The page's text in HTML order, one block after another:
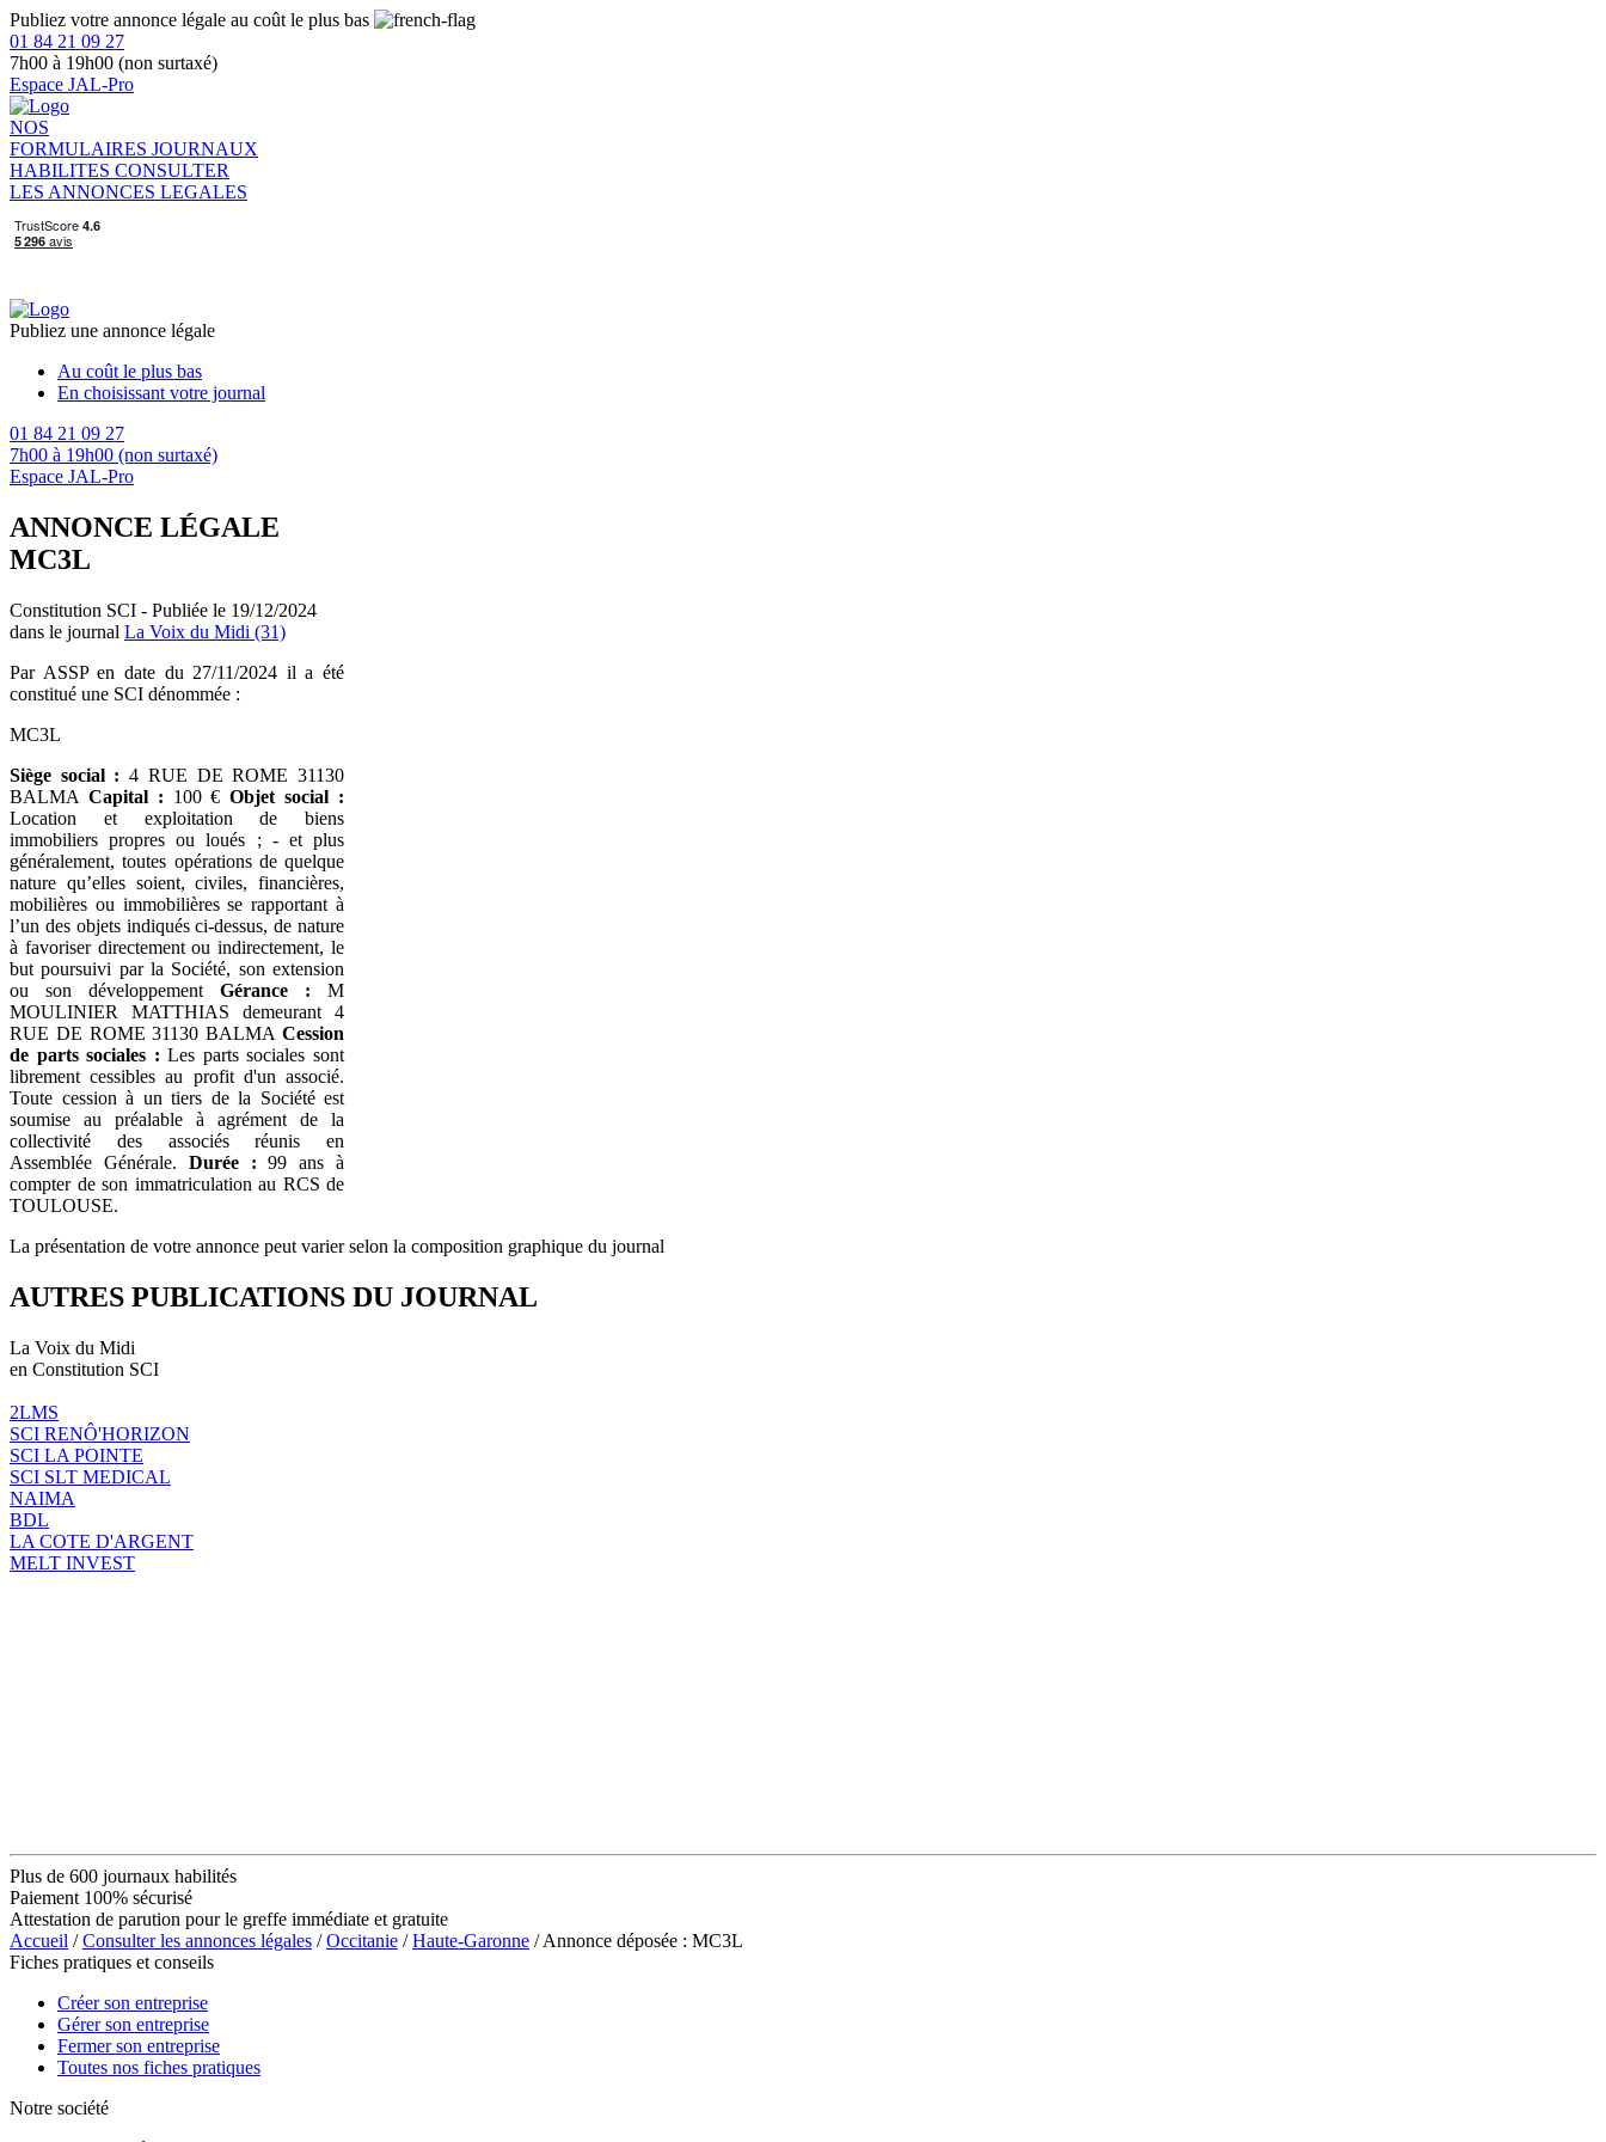
Publiez votre annonce légale au coût le plus bas
01 84 21 09 27
7h00 à 19h00 (non surtaxé)
Espace JAL-Pro
NOS
FORMULAIRES JOURNAUX
HABILITES CONSULTER
LES ANNONCES LEGALES
Publiez une annonce légale
Au coût le plus bas
En choisissant votre journal
01 84 21 09 27
7h00 à 19h00 (non surtaxé)
Espace JAL-Pro
ANNONCE LÉGALE
MC3L
Constitution SCI - Publiée le 19/12/2024
dans le journal La Voix du Midi (31)
Par ASSP en date du 27/11/2024 il a été
constitué une SCI dénommée :
MC3L
Siège social : 4 RUE DE ROME 31130
BALMA Capital : 100 €Objet social :
Location et exploitation de biens
immobiliers propres ou loués ; - et plus
généralement, toutes opérations de quelque
nature qu’elles soient, civiles, financières,
mobilières ou immobilières se rapportant à
l’un des objets indiqués ci-dessus, de nature
à favoriser directement ou indirectement, le
but poursuivi par la Société, son extension
ou son développement Gérance : M
MOULINIER MATTHIAS demeurant 4
RUE DE ROME 31130 BALMA Cession
de parts sociales : Les parts sociales sont
librement cessibles au profit d'un associé.
Toute cession à un tiers de la Société est
soumise au préalable à agrément de la
collectivité des associés réunis en
Assemblée Générale. Durée : 99 ans à
compter de son immatriculation au RCS de
TOULOUSE.
La présentation de votre annonce peut varier selon la composition graphique du journal
AUTRES PUBLICATIONS DU JOURNAL
La Voix du Midi
en Constitution SCI
2LMS
SCI RENÔ'HORIZON
SCI LA POINTE
SCI SLT MEDICAL
NAIMA
BDL
LA COTE D'ARGENT
MELT INVEST
Plus de 600 journaux habilités
Paiement 100% sécurisé
Attestation de parution pour le greffe immédiate et gratuite
Accueil /Consulter les annonces légales /Occitanie /Haute-Garonne / Annonce déposée : MC3L
Fiches pratiques et conseils
Créer son entreprise
Gérer son entreprise
Fermer son entreprise
Toutes nos fiches pratiques
Notre société